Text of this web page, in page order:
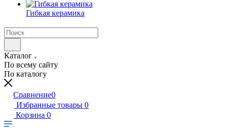
Гибкая керамика
Каталог
По всему сайту
По каталогу
Сравнение0
Избранные товары 0
Корзина 0